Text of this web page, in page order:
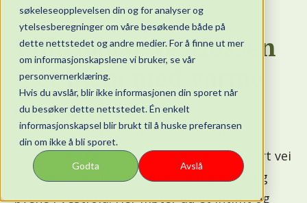
søkeleseopplevelsen din og for analyser og
ytelsesberegninger om våre besøkende både på
dette nettstedet og andre medier. For å finne ut mer
om informasjonskapslene vi bruker, se vår
personvernerklæring.
Hvis du avslår, blir ikke informasjonen din sporet når
du besøker dette nettstedet. Én enkelt
informasjonskapsel blir brukt til å huske preferansen
din om ikke å bli sporet.
Godta Avslå
VESTFOSSENS HYGGELIGSTE HJEM
Villa Skaar Vestfossen
– et hjem med varme
og nærhet
Villa Skaar Vestfossen ligger sentralt til i
Vestfossen, Øvre Eiker kommune, med kort vei
til Asker, Bærum, Drammen, Kongsberg og
byene i Vestfold. Her møter du et intimt og